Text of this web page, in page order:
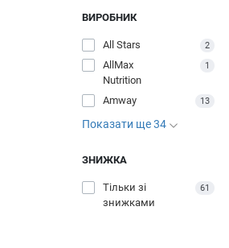
ВИРОБНИК
All Stars 2
AllMax
Nutrition
1
Amway 13
Показати ще 34
ЗНИЖКА
Тільки зі
знижками
61